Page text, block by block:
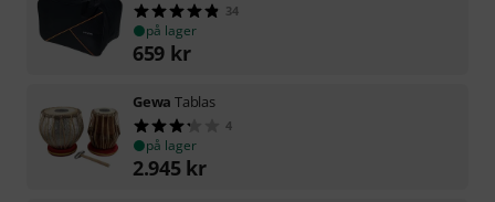
34
på lager
659 kr
Gewa Tablas
4
på lager
2.945 kr